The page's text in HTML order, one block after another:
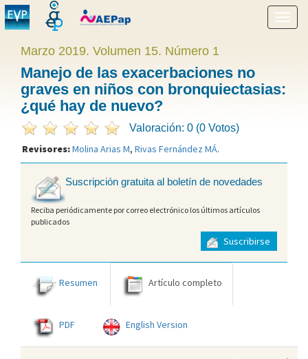
menú
Marzo 2019. Volumen 15. Número 1
Manejo de las exacerbaciones no
graves en niños con bronquiectasias:
¿qué hay de nuevo?
Valoración: 0 (0 Votos)
Revisores:Molina Arias M, Rivas Fernández MÁ.
Suscripción gratuita al boletín de novedades
Reciba periódicamente por correo electrónico los últimos artículos
publicados
Suscribirse
Resumen Artículo completo
PDF English Version